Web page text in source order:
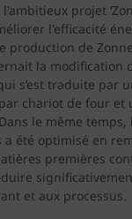
projet
l'efficacité
production de
la modification
s’est traduite par
chariot de four et
le même temps,
été optimisé en
premières
et aux processus.